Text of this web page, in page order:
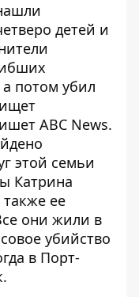
детей и
а потом убил
ABC News.
этой семьи
Катрина
ее
они жили в
убийство
в Порт-